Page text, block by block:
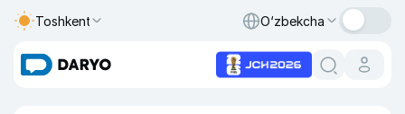
Toshkent O‘zbekcha